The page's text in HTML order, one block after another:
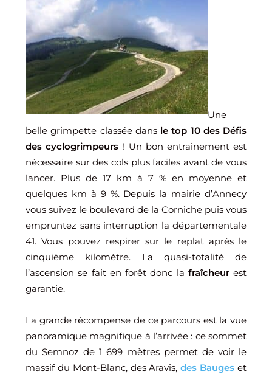
Une
belle grimpette classée dansle top 10 des Défis
des cyclogrimpeurs ! Un bon entrainement est
nécessaire sur des cols plus faciles avant de vous
lancer. Plus de 17 km à 7 % en moyenne et
quelques km à 9 %. Depuis la mairie d’Annecy
vous suivez le boulevard de la Corniche puis vous
empruntez sans interruption la départementale
41. Vous pouvez respirer sur le replat après le
cinquième kilomètre. La quasi-totalité de
l’ascension se fait en forêt donc la fraîcheurest
garantie.
La grande récompense de ce parcours est la vue
panoramique magnifique à l’arrivée : ce sommet
du Semnoz de 1 699 mètres permet de voir le
massif du Mont-Blanc, des Aravis,des Bauges et